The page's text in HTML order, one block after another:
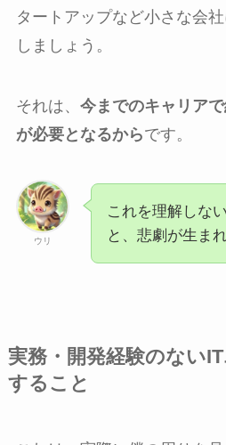
タートアップなど小さな会
しましょう。
それは、 今までのキャリア
が必要となるからです。
ウリ
これを理解しな
と、悲劇が生ま
実務・開発経験のない
すること